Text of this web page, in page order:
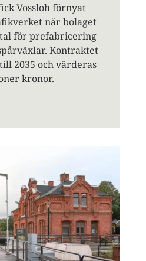
Vossloh förnyat
när bolaget
för prefabricering
Kontraktet
2035 och värderas
kronor.